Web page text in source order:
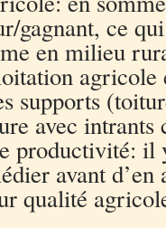
gagnant, ce
en milieu
supports
avec intrants
productivité: il
avant
qualité